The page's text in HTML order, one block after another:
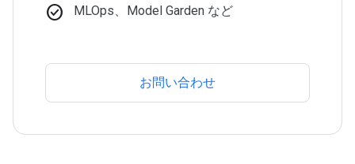
check_circle MLOps、Model Garden など
お問い合わせ